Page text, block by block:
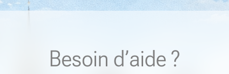
Besoin d’aide ?